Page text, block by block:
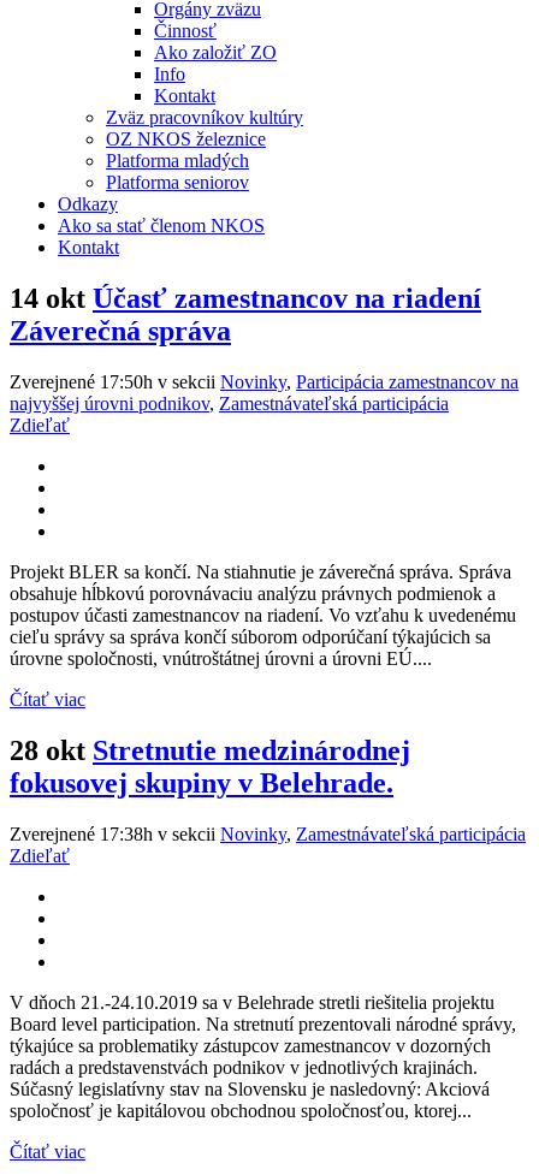
Orgány zväzu
Činnosť
Ako založiť ZO
Info
Kontakt
Zväz pracovníkov kultúry
OZ NKOS železnice
Platforma mladých
Platforma seniorov
Odkazy
Ako sa stať členom NKOS
Kontakt
14 okt Účasť zamestnancov na riadení
Záverečná správa
Zverejnené 17:50h v sekcii Novinky, Participácia zamestnancov na
najvyššej úrovni podnikov, Zamestnávateľská participácia
Zdieľať
Projekt BLER sa končí. Na stiahnutie je záverečná správa. Správa
obsahuje hĺbkovú porovnávaciu analýzu právnych podmienok a
postupov účasti zamestnancov na riadení. Vo vzťahu k uvedenému
cieľu správy sa správa končí súborom odporúčaní týkajúcich sa
úrovne spoločnosti, vnútroštátnej úrovni a úrovni EÚ....
Čítať viac
28 okt Stretnutie medzinárodnej
fokusovej skupiny v Belehrade.
Zverejnené 17:38h v sekcii Novinky, Zamestnávateľská participácia
Zdieľať
V dňoch 21.-24.10.2019 sa v Belehrade stretli riešitelia projektu
Board level participation. Na stretnutí prezentovali národné správy,
týkajúce sa problematiky zástupcov zamestnancov v dozorných
radách a predstavenstvách podnikov v jednotlivých krajinách.
Súčasný legislatívny stav na Slovensku je nasledovný: Akciová
spoločnosť je kapitálovou obchodnou spoločnosťou, ktorej...
Čítať viac